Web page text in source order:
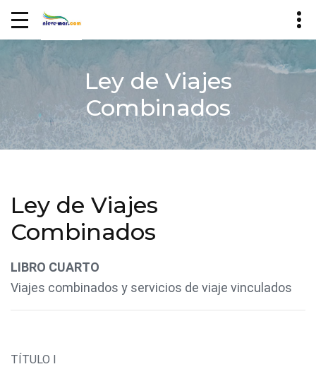
Ley de Viajes
Combinados
Ley de Viajes
Combinados
LIBRO CUARTO
Viajes combinados y servicios de viaje vinculados
TÍTULO I